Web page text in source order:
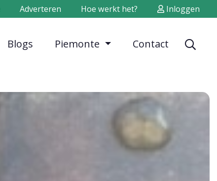
Adverteren Hoe werkt het? Inloggen
Blogs Piemonte Contact